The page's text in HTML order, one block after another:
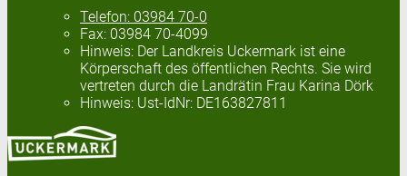
Telefon: 03984 70-0
Fax: 03984 70-4099
Hinweis: Der Landkreis Uckermark ist eine
Körperschaft des öffentlichen Rechts. Sie wird
vertreten durch die Landrätin Frau Karina Dörk
Hinweis: Ust-IdNr: DE163827811